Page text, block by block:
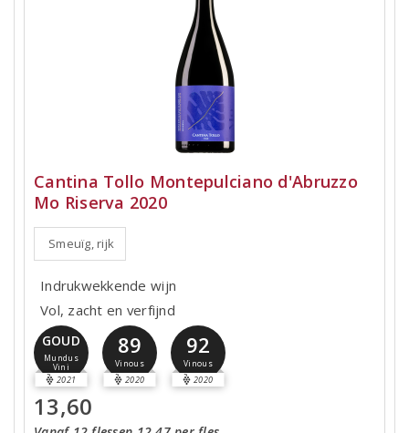
Cantina Tollo Montepulciano d'Abruzzo
Mo Riserva 2020
Smeuïg, rijk
Indrukwekkende wijn
Vol, zacht en verfijnd
GOUD
Mundus
Vini
2021
89
Vinous
2020
92
Vinous
2020
13,60